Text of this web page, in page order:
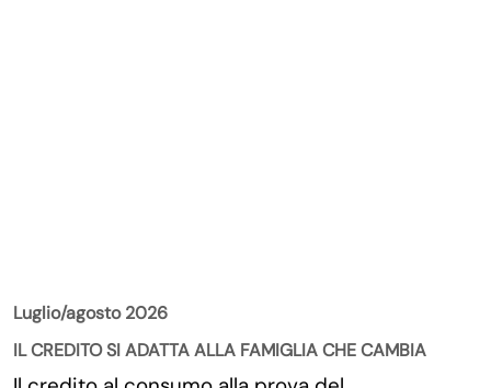
Luglio/agosto 2026
IL CREDITO SI ADATTA ALLA FAMIGLIA CHE CAMBIA